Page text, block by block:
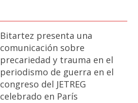
Bitartez presenta una
comunicación sobre
precariedad y trauma en el
periodismo de guerra en el
congreso del JETREG
celebrado en París